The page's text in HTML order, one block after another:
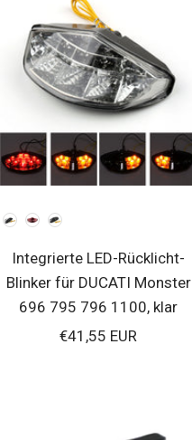
Farbe
Integrierte LED-Rücklicht-
Blinker für DUCATI Monster
696 795 796 1100, klar
Verkaufspreis
€41,55 EUR